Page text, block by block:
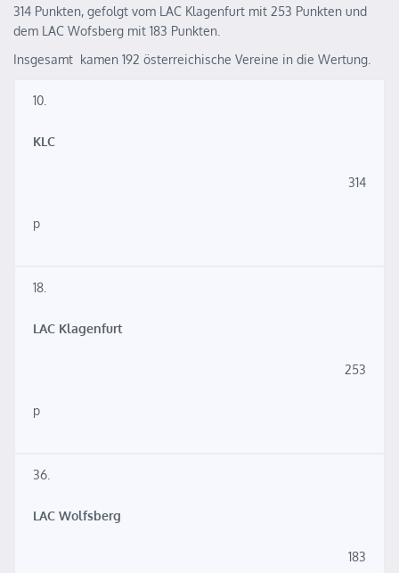
314 Punkten, gefolgt vom LAC Klagenfurt mit 253 Punkten und
dem LAC Wofsberg mit 183 Punkten.
Insgesamt kamen 192 österreichische Vereine in die Wertung.
10.
KLC
314
p
18.
LAC Klagenfurt
253
p
36.
LAC Wolfsberg
183